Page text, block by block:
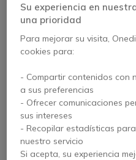
144,05 €
129,95 € s/Iva -10%
Su experiencia en
una prioridad
Para mejorar su visita,
cookies para:
- Compartir contenidos con
a sus preferencias
- Ofrecer comunicaciones
sus intereses
- Recopilar estadísticas
nuestro servicio
Si acepta, su experiencia